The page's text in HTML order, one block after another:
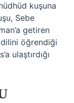
kuşuna
Sebe
getiren
öğrendiği
ulaştırdığı